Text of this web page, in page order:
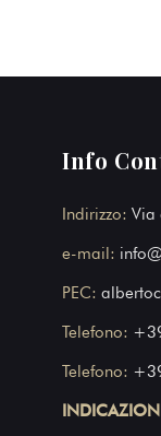
Info
Indirizzo: Via
e-mail:
PEC:
Telefono:
Telefono: